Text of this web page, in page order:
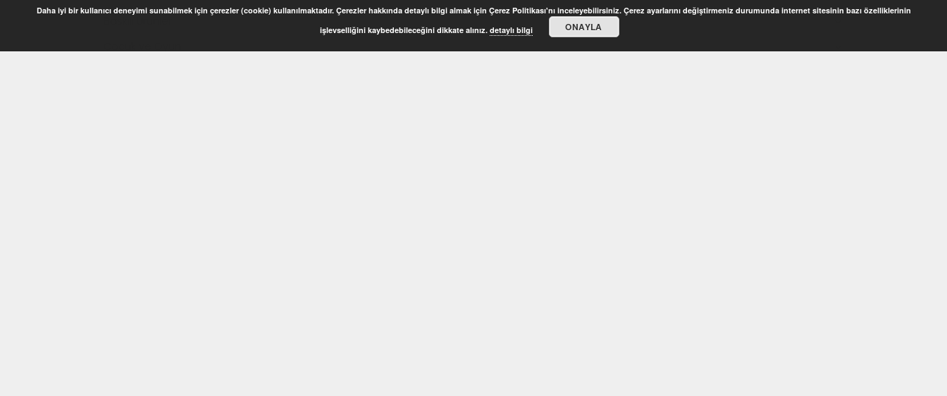
Daha iyi bir kullanıcı deneyimi sunabilmek için çerezler (cookie) kullanılmaktadır. Çerezler hakkında detaylı bilgi almak için Çerez Politikası'nı inceleyebilirsiniz. Çerez ayarlarını değiştirmeniz durumunda internet sitesinin bazı özelliklerinin
işlevselliğini kaybedebileceğini dikkate alınız. detaylı bilgi ONAYLA